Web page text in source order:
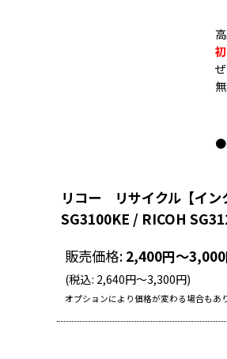
●
リコー リサイクル【イ
SG3100KE / RICOH
販売価格: 2,400円～3,000
(税込: 2,640円～3,300円)
オプションにより価格が変わる場合もあ